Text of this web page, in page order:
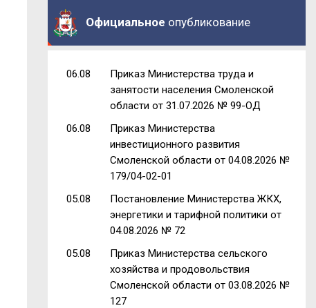
Официальное опубликование
06.08
Приказ Министерства труда и
занятости населения Смоленской
области от 31.07.2026 № 99-ОД
06.08
Приказ Министерства
инвестиционного развития
Смоленской области от 04.08.2026 №
179/04-02-01
05.08
Постановление Министерства ЖКХ,
энергетики и тарифной политики от
04.08.2026 № 72
05.08
Приказ Министерства сельского
хозяйства и продовольствия
Смоленской области от 03.08.2026 №
127